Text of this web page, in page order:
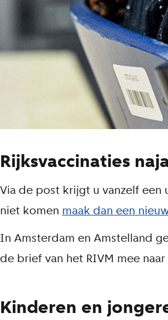
Rijksvaccinaties
Via de post krijgt u vanzelf
niet komen maak dan een
In Amsterdam en Amstelland
de brief van het RIVM mee
Kinderen en